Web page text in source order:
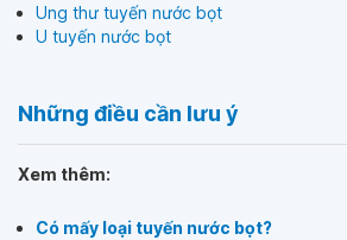
Ung thư tuyến nước bọt
U tuyến nước bọt
Những điều cần lưu ý
Xem thêm:
Có mấy loại tuyến nước bọt?